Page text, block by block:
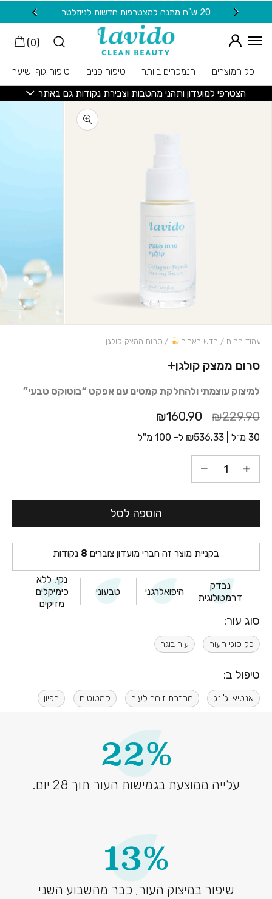
Skip to Content
20 ש"ח מתנה למצטרפות חדשות לניוזלטר
(
0
)
כל המוצרים הנמכרים ביותר טיפוח פנים
טיפוח גוף ושיער
הצטרפי למועדון ותהני מהטבות וצבירת נקודות גם באתר
סרום ממצק קולגן+
למיצוק עוצמתי ולהחלקת קמטים עם אפקט “בוטוקס טבעי”
₪229.90
₪160.90
30 מ״ל | ₪536.33 ל- 100 מ"ל
כמות סרום ממצק קולגן+
הוספה לסל
בקניית מוצר זה חברי מועדון צוברים 8 נקודות
נבדק
דרמטולוגית
היפואלרגני טבעוני
נקי, ללא
כימיקלים
מזיקים
סוג עור:
כל סוגי העור עור בוגר
טיפול ב:
אנטיאייג'ינג החזרת זוהר לעור קמטוטים רפיון
עמוד הבית / חדש באתר / סרום ממצק קולגן+
22%
עלייה ממוצעת בגמישות העור תוך 28 יום.
13%
שיפור במיצוק העור, כבר מהשבוע השני
בחזרה למעלה